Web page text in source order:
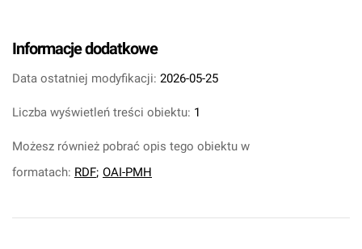
Informacje dodatkowe
Data ostatniej modyfikacji: 2026-05-25
Liczba wyświetleń treści obiektu: 1
Możesz również pobrać opis tego obiektu w
formatach: RDF; OAI-PMH